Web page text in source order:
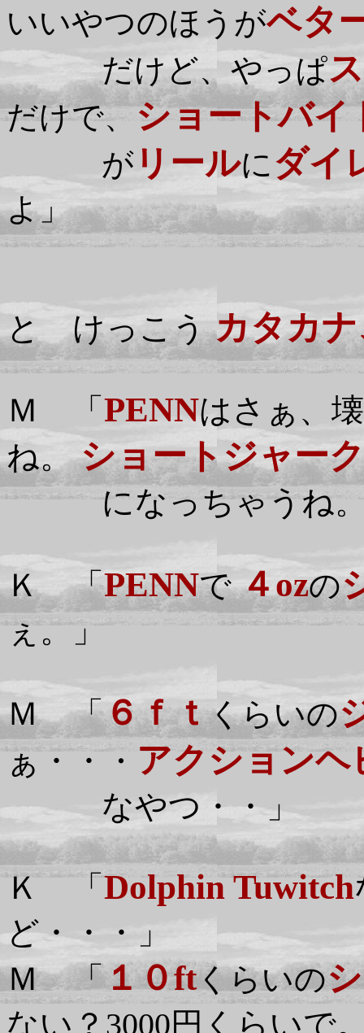
いいやつのほうがベタ
だけど、やっぱ
だけで、ショートバイ
が リールにダイ
よ」
と けっこうカタカナ
Ｍ 「 PENNはさぁ、
ね。 ショートジャーク
になっちゃうね
Ｋ 「PENNで４ozの
ぇ。」
Ｍ 「６ｆｔくらいの
ぁ・・ ・ アクションヘ
なやつ・・」
Ｋ 「 Dolphin Tuwitch
ど・・・」
Ｍ 「１０ftくらいの
ない？3000円くらいで